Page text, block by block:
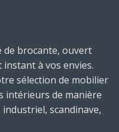
de brocante, ouvert
à vos envies.
sélection de mobilier
intérieurs de manière
scandinave,